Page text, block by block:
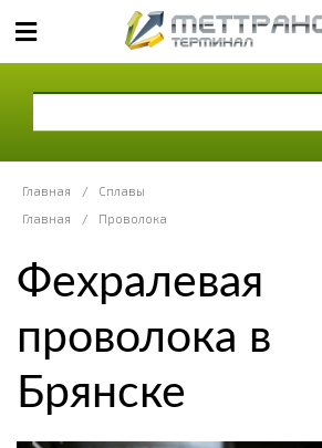
Главная /
Сплавы
Главная
/ Проволока
Фехралевая
проволока в
Брянске